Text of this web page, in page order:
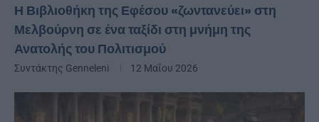
Η Βιβλιοθήκη της Εφέσου «ζωντανεύει» στη
Μελβούρνη σε ένα ταξίδι στη μνήμη της
Ανατολής του Πολιτισμού
Συντάκτης Genneleni 12 Μαΐου 2026